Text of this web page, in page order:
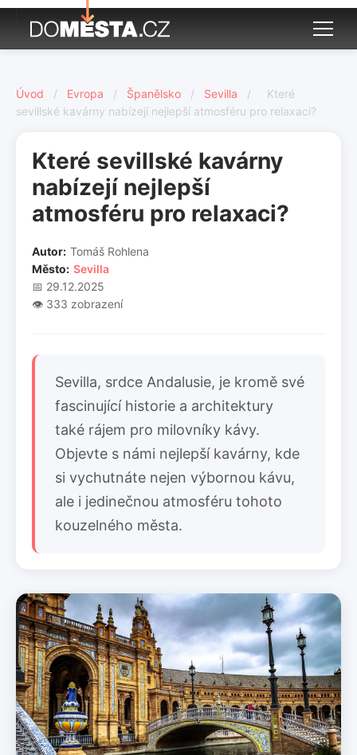
Úvod / Evropa / Španělsko / Sevilla /
Které
sevillské kavárny nabízejí nejlepší atmosféru pro relaxaci?
Které sevillské kavárny
nabízejí nejlepší
atmosféru pro relaxaci?
Autor: Tomáš Rohlena
Město: Sevilla
📅 29.12.2025
👁️ 333 zobrazení
Sevilla, srdce Andalusie, je kromě své
fascinující historie a architektury
také rájem pro milovníky kávy.
Objevte s námi nejlepší kavárny, kde
si vychutnáte nejen výbornou kávu,
ale i jedinečnou atmosféru tohoto
kouzelného města.